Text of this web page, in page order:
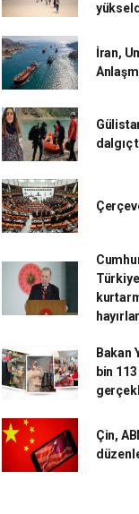
İran,
dalgıç
Bakan
bin
Çin,